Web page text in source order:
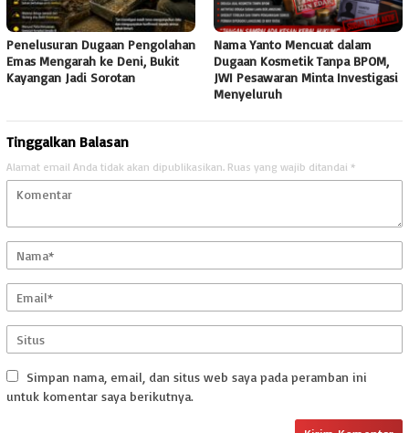
Penelusuran Dugaan Pengolahan
Emas Mengarah ke Deni, Bukit
Kayangan Jadi Sorotan
Nama Yanto Mencuat dalam
Dugaan Kosmetik Tanpa BPOM,
JWI Pesawaran Minta Investigasi
Menyeluruh
Tinggalkan Balasan
Alamat email Anda tidak akan dipublikasikan. Ruas yang wajib ditandai *
Simpan nama, email, dan situs web saya pada peramban ini
untuk komentar saya berikutnya.